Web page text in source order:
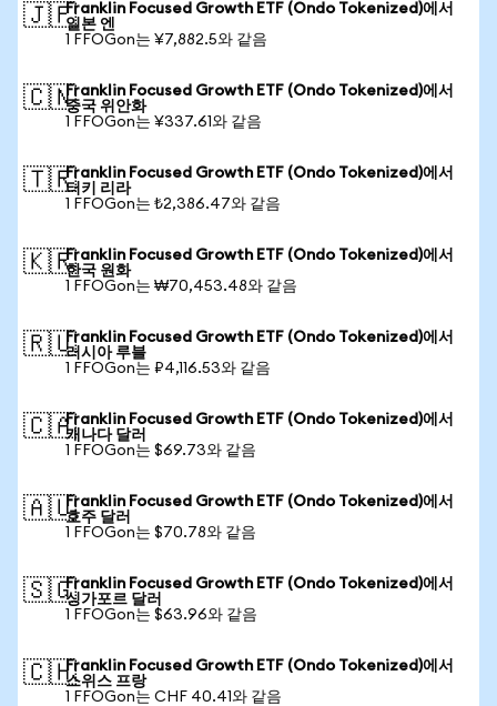
🇯🇵Franklin Focused Growth ETF (Ondo Tokenized)에서
일본 엔
1 FFOGon는 ¥7,882.5와 같음
🇨🇳Franklin Focused Growth ETF (Ondo Tokenized)에서
중국 위안화
1 FFOGon는 ¥337.61와 같음
🇹🇷Franklin Focused Growth ETF (Ondo Tokenized)에서
터키 리라
1 FFOGon는 ₺2,386.47와 같음
🇰🇷Franklin Focused Growth ETF (Ondo Tokenized)에서
한국 원화
1 FFOGon는 ₩70,453.48와 같음
🇷🇺Franklin Focused Growth ETF (Ondo Tokenized)에서
러시아 루블
1 FFOGon는 ₽4,116.53와 같음
🇨🇦Franklin Focused Growth ETF (Ondo Tokenized)에서
캐나다 달러
1 FFOGon는 $69.73와 같음
🇦🇺Franklin Focused Growth ETF (Ondo Tokenized)에서
호주 달러
1 FFOGon는 $70.78와 같음
🇸🇬Franklin Focused Growth ETF (Ondo Tokenized)에서
싱가포르 달러
1 FFOGon는 $63.96와 같음
🇨🇭Franklin Focused Growth ETF (Ondo Tokenized)에서
스위스 프랑
1 FFOGon는 CHF 40.41와 같음